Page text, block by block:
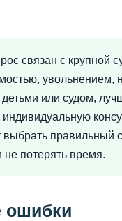
связан с крупной
увольнением,
или судом,
индивидуальную
выбрать правильный
потерять время.
ошибки